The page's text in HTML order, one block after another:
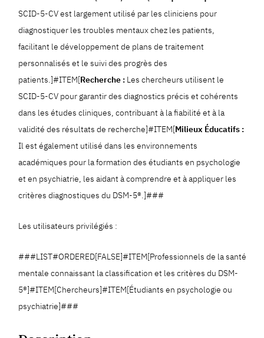
SCID-5-CV est largement utilisé par les cliniciens pour
diagnostiquer les troubles mentaux chez les patients,
facilitant le développement de plans de traitement
personnalisés et le suivi des progrès des
patients.]#ITEM[Recherche : Les chercheurs utilisent le
SCID-5-CV pour garantir des diagnostics précis et cohérents
dans les études cliniques, contribuant à la fiabilité et à la
validité des résultats de recherche]#ITEM[Milieux Éducatifs :
Il est également utilisé dans les environnements
académiques pour la formation des étudiants en psychologie
et en psychiatrie, les aidant à comprendre et à appliquer les
critères diagnostiques du DSM-5®.]###
Les utilisateurs privilégiés :
###LIST#ORDERED[FALSE]#ITEM[Professionnels de la santé
mentale connaissant la classification et les critères du DSM-
5®]#ITEM[Chercheurs]#ITEM[Étudiants en psychologie ou
psychiatrie]###